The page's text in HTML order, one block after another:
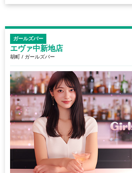
ガールズバー
エヴァ中新地店
胡町 / ガールズバー